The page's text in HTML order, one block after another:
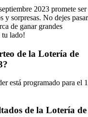
2023 promete ser
y sorpresas. No dejes pasar
de ganar grandes
tu lado!
de la Lotería de
está programado para el 1
de la Lotería de